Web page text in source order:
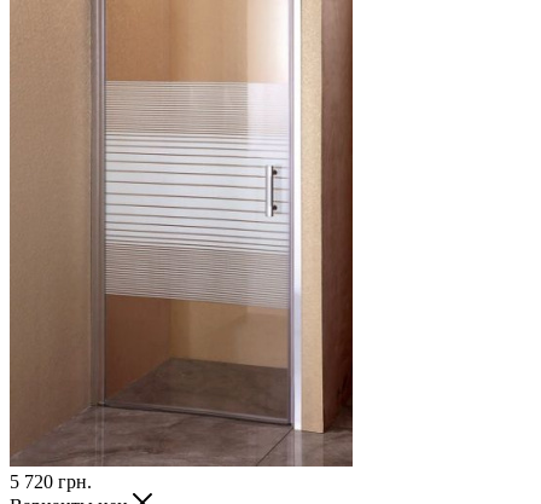
5 720 грн.